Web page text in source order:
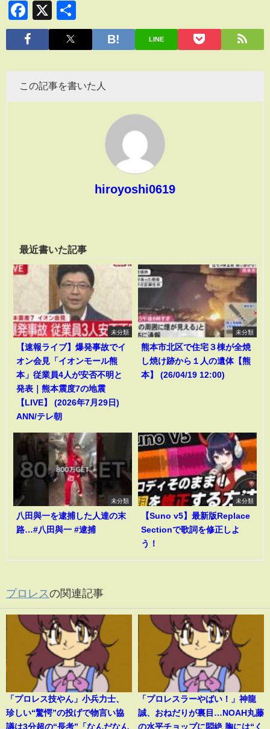
Facebook
X
有
LINE
この記事を書いた人
hiroyoshi0619
最近書いた記事
未分類
【速報ライブ】爆発事故でイ
オン会見「イオンモール熊
本」従業員4人が安否不明と
発表｜熊本震度7の地震
【LIVE】 (2026年7月29日)
ANN/テレ朝
未分類
熊本市北区で住宅３棟が全焼
し焼け跡から１人の遺体【熊
本】 (26/04/19 12:00)
未分類
八田與一を逮捕した人達の末
路…#八田與一 #逮捕
未分類
【Suno v5】最新版Replace
Sectionで歌詞を修正しよ
う！
プロレスの関連記事
「プロレス技やん」小兵力士、
珍しい“驚愕”の投げで物言い協
議は3分超の“長考”「なんだなん
「プロレスラーやばい！」神龍
誠、おねだりが裏目…NOAH丸藤
の水平チョップに悶絶 胸には“く